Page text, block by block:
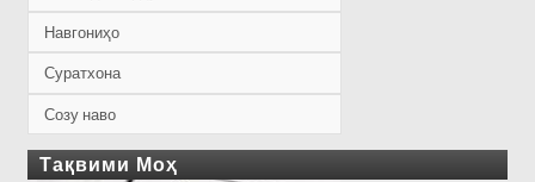
Навгониҳо
Суратхона
Созу наво
Тақвими Моҳ